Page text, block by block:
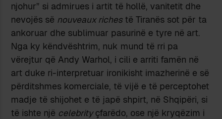
njohur” si admirues i artit të hollë, vanitetit dhe
nevojës së nouveaux richestë Tiranës sot për ta
ankoruar dhe sublimuar pasurinë e tyre në art.
Nga ky këndvështrim, nuk mund të rri pa
vërejtur që Andy Warhol, i cili e arriti famën në
art duke ri-interpretuar ironikisht imazherinë e së
përditshmes komerciale, të vijë e të perceptohet
madje të shijohet e të japë shpirt, në Shqipëri, si
të ishte një celebrityçfarëdo, ose një kryqëzim i